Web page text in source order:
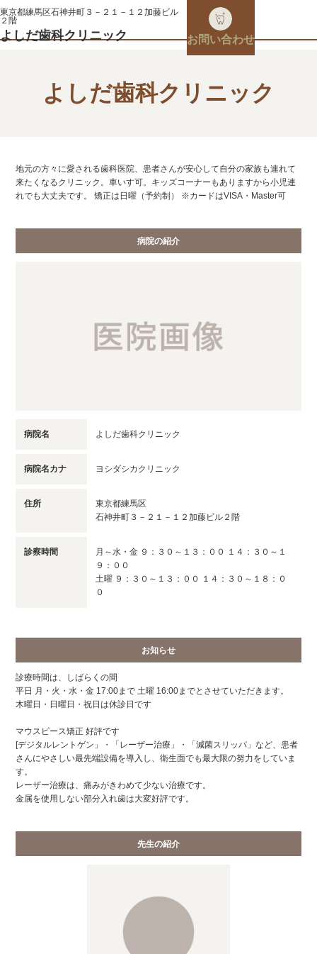
東京都練馬区石神井町３－２１－１２加藤ビル
２階
よしだ歯科クリニック お問い合わせ
よしだ歯科クリニック
地元の方々に愛される歯科医院、患者さんが安心して自分の家族も連れて
来たくなるクリニック。車いす可。キッズコーナーもありますから小児連
れでも大丈夫です。 矯正は日曜（予約制） ※カードはVISA・Master可
病院の紹介
病院名 よしだ歯科クリニック
病院名カナ ヨシダシカクリニック
住所
東京都練馬区
石神井町３－２１－１２加藤ビル２階
診察時間
月～水・金 ９：３０～１３：００ １４：３０～１
９：００
土曜 ９：３０～１３：００ １４：３０～１８：０
０
お知らせ
診療時間は、しばらくの間
平日 月・火・水・金 17:00まで 土曜 16:00までとさせていただきます。
木曜日・日曜日・祝日は休診日です
マウスピース矯正 好評です
[デジタルレントゲン」・「レーザー治療」・「減菌スリッパ」など、患者
さんにやさしい最先端設備を導入し、衛生面でも最大限の努力をしていま
す。
レーザー治療は、痛みがきわめて少ない治療です。
金属を使用しない部分入れ歯は大変好評です。
先生の紹介